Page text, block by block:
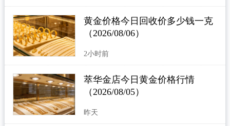
黄金价格今日回收价多少钱一克
（2026/08/06）
2小时前
萃华金店今日黄金价格行情
（2026/08/05）
昨天